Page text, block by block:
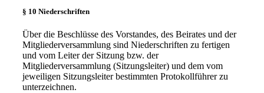
§ 10 Niederschriften
Über die Beschlüsse des Vorstandes, des Beirates und der
Mitgliederversammlung sind Niederschriften zu fertigen
und vom Leiter der Sitzung bzw. der
Mitgliederversammlung (Sitzungsleiter) und dem vom
jeweiligen Sitzungsleiter bestimmten Protokollführer zu
unterzeichnen.